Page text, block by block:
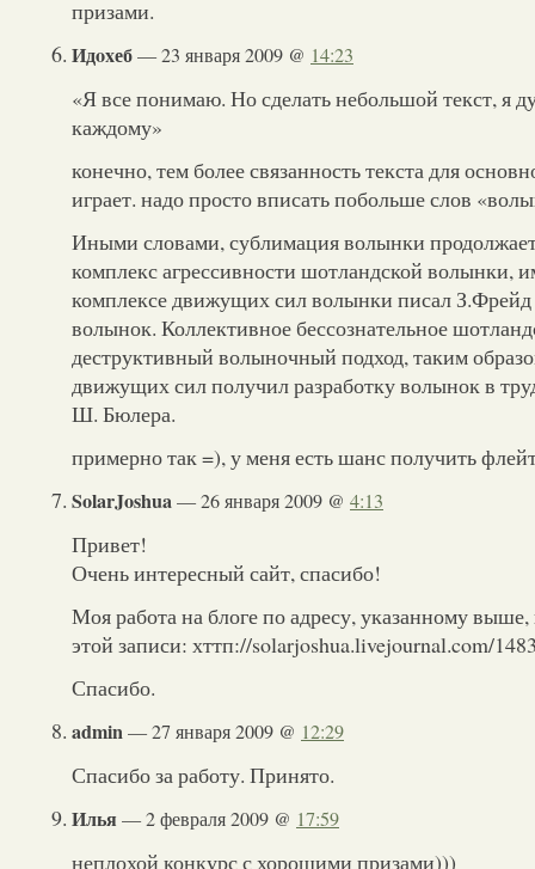
призами.
Идoxеб— 23 января 2009 @ 14:23
«Я все понимаю. Но сделать небольшой текст, я
каждому»
конечно, тем более связанность текста для
играет. надо просто вписать побольше слов
Иными словами, сублимация волынки
комплекс агрессивности шотландской волынки,
комплексе движущих сил волынки писал
волынок. Коллективное бессознательное
деструктивный волыночный подход, таким
движущих сил получил разработку волынок в
Ш. Бюлера.
примерно так =), у меня есть шанс получить
SolarJoshua— 26 января 2009 @ 4:13
Привет!
Очень интересный сайт, спасибо!
Моя работа на блоге по адресу, указанному
этой записи: хттп://solarjoshua.livejournal.com/
Спасибо.
admin— 27 января 2009 @ 12:29
Спасибо за работу. Принято.
Илья — 2 февраля 2009 @ 17:59
неплохой конкурс с хорошими призами)))